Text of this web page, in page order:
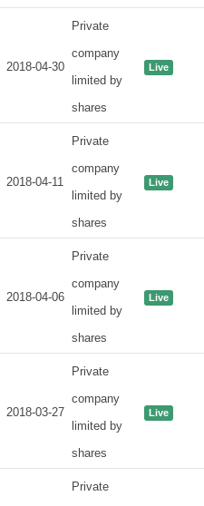
2018-04-30
Private
company
limited by
shares
Live
2018-04-11
Private
company
limited by
shares
Live
2018-04-06
Private
company
limited by
shares
Live
2018-03-27
Private
company
limited by
shares
Live
Private